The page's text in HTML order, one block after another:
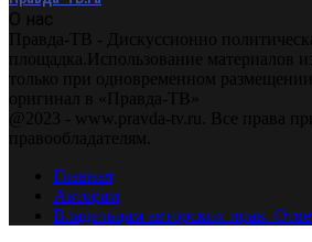
О нас
Правда-ТВ - Дискуссионно
площадка.Использование материалов
только при одновременном
оригинал в «Правда-ТВ»
@2023 - www.pravda-tv.ru. Все права
правообладателям.
Главная
Авторам
Владельцам авторских прав.